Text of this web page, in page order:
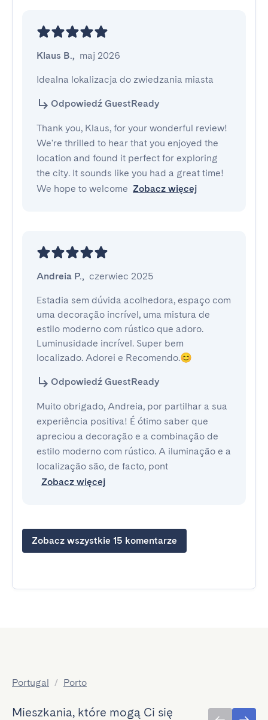
Klaus B., maj 2026
Idealna lokalizacja do zwiedzania miasta
Odpowiedź GuestReady
Thank you, Klaus, for your wonderful review!
We're thrilled to hear that you enjoyed the
location and found it perfect for exploring
the city. It sounds like you had a great time!
We hope to welcome Zobacz więcej
Andreia P., czerwiec 2025
Estadia sem dúvida acolhedora, espaço com
uma decoração incrível, uma mistura de
estilo moderno com rústico que adoro.
Luminusidade incrível. Super bem
localizado. Adorei e Recomendo.😊
Odpowiedź GuestReady
Muito obrigado, Andreia, por partilhar a sua
experiência positiva! É ótimo saber que
apreciou a decoração e a combinação de
estilo moderno com rústico. A iluminação e a
localização são, de facto, pont
Zobacz więcej
Zobacz wszystkie 15 komentarze
Portugal / Porto
Mieszkania, które mogą Ci się